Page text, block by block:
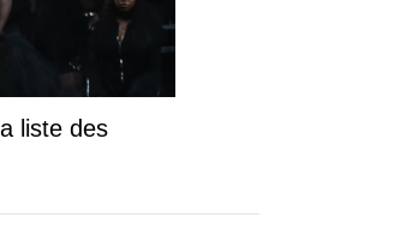
liste des